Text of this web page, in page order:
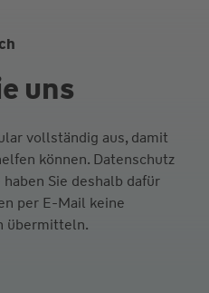
uns
vollständig aus, damit
können. Datenschutz
Sie deshalb dafür
per E-Mail keine
übermitteln.